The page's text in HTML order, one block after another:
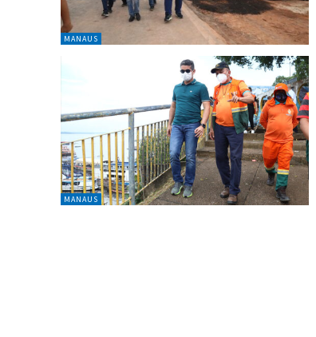
MANAUS
MANAUS